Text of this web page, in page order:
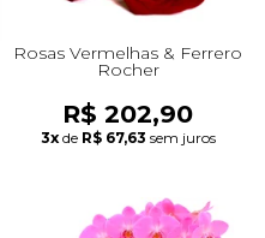
Rosas Vermelhas & Ferrero
Rocher
R$ 202,90
3x de R$ 67,63 sem juros